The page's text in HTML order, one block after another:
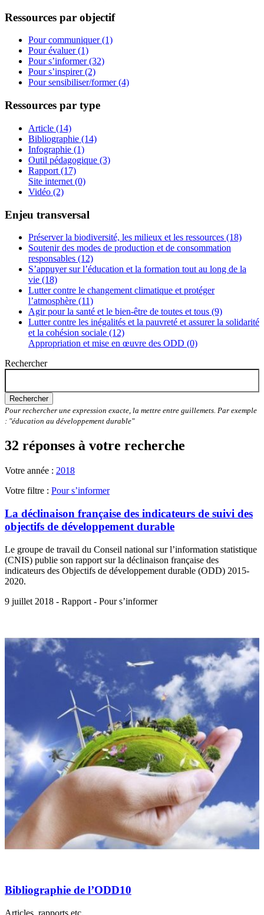
Ressources par objectif
Pour communiquer (1)
Pour évaluer (1)
Pour s’informer (32)
Pour s’inspirer (2)
Pour sensibiliser/former (4)
Ressources par type
Article (14)
Bibliographie (14)
Infographie (1)
Outil pédagogique (3)
Rapport (17)
Site internet (0)
Vidéo (2)
Enjeu transversal
Préserver la biodiversité, les milieux et les ressources (18)
Soutenir des modes de production et de consommation
responsables (12)
S’appuyer sur l’éducation et la formation tout au long de la
vie (18)
Lutter contre le changement climatique et protéger
l’atmosphère (11)
Agir pour la santé et le bien-être de toutes et tous (9)
Lutter contre les inégalités et la pauvreté et assurer la solidarité
et la cohésion sociale (12)
Appropriation et mise en œuvre des ODD (0)
Rechercher
Rechercher
Pour rechercher une expression exacte, la mettre entre guillemets. Par exemple
: "éducation au développement durable"
32 réponses à votre recherche
Votre année : 2018
Votre filtre : Pour s’informer
La déclinaison française des indicateurs de suivi des
objectifs de développement durable
Le groupe de travail du Conseil national sur l’information statistique
(CNIS) publie son rapport sur la déclinaison française des
indicateurs des Objectifs de développement durable (ODD) 2015-
2020.
9 juillet 2018 - Rapport - Pour s’informer
Bibliographie de l’ODD10
Articles, rapports etc.